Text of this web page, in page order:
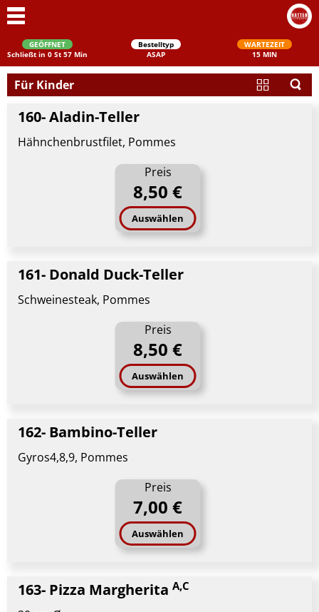
GEÖFFNET
Schließt in 0 St 57 Min
Bestelltyp
ASAP
WARTEZEIT
15 MIN
Für Kinder
160- Aladin-Teller
Hähnchenbrustfilet, Pommes
Preis
8,50 €
Auswählen
161- Donald Duck-Teller
Schweinesteak, Pommes
Preis
8,50 €
Auswählen
162- Bambino-Teller
Gyros4,8,9, Pommes
Preis
7,00 €
Auswählen
163- Pizza Margherita A,C